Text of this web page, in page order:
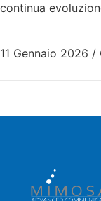
continua
11 Gennaio 2026 /